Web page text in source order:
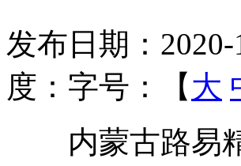
发布日期：
度： 字号：【大
内蒙古路易精